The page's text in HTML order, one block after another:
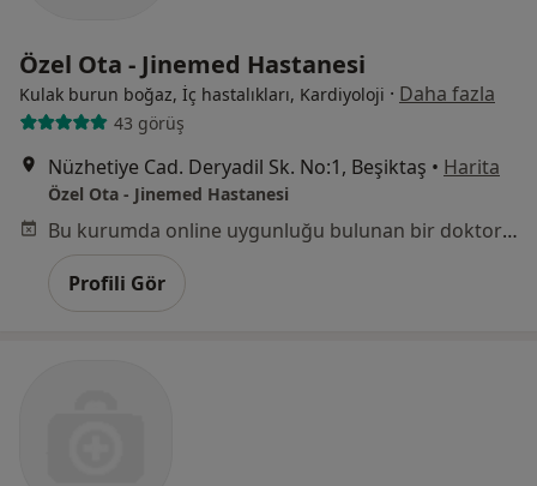
Özel Ota - Jinemed Hastanesi
Kulak burun boğaz, İç hastalıkları, Kardiyoloji · Daha fazla
43 görüş
Nüzhetiye Cad. Deryadil Sk. No:1, Beşiktaş • Harita
Özel Ota - Jinemed Hastanesi
Bu kurumda online uygunluğu bulunan bir doktor veya uzman bulunamadı
Profili Gör